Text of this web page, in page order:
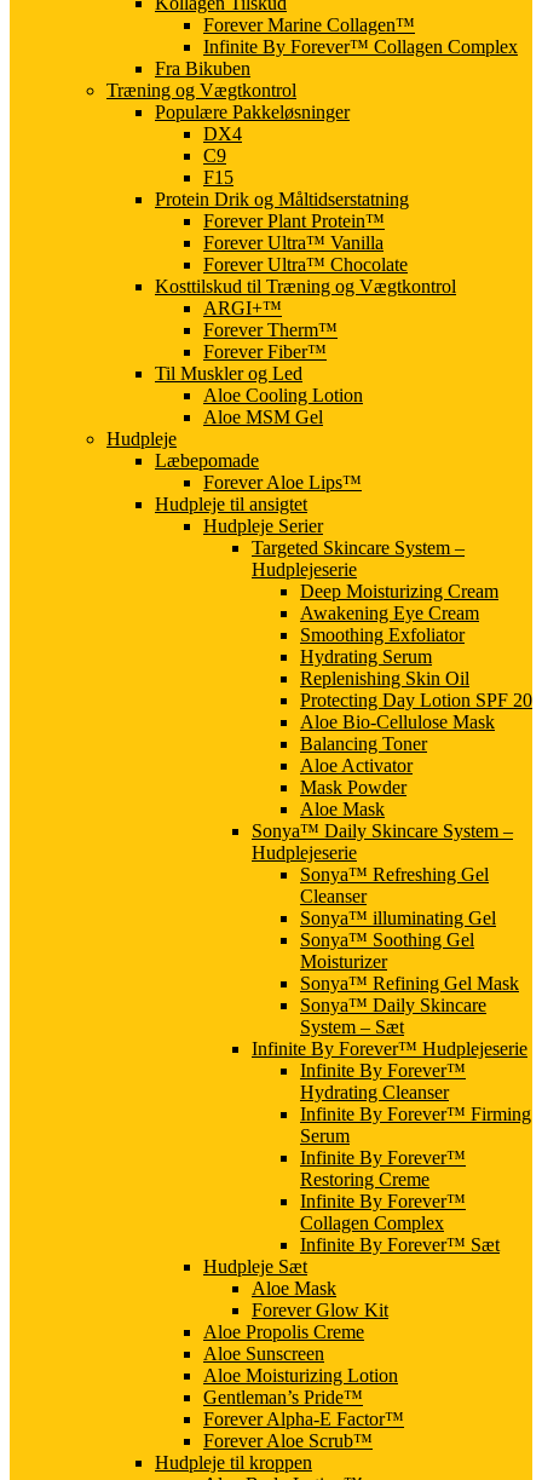
Forever Marine Collagen™
Infinite By Forever™ Collagen Complex
Fra Bikuben
Træning og Vægtkontrol
Populære Pakkeløsninger
DX4
C9
F15
Protein Drik og Måltidserstatning
Forever Plant Protein™
Forever Ultra™ Vanilla
Forever Ultra™ Chocolate
Kosttilskud til Træning og Vægtkontrol
ARGI+™
Forever Therm™
Forever Fiber™
Til Muskler og Led
Aloe Cooling Lotion
Aloe MSM Gel
Hudpleje
Læbepomade
Forever Aloe Lips™
Hudpleje til ansigtet
Hudpleje Serier
Targeted Skincare System –
Hudplejeserie
Deep Moisturizing Cream
Awakening Eye Cream
Smoothing Exfoliator
Hydrating Serum
Replenishing Skin Oil
Protecting Day Lotion SPF 20
Aloe Bio-Cellulose Mask
Balancing Toner
Aloe Activator
Mask Powder
Aloe Mask
Sonya™ Daily Skincare System –
Hudplejeserie
Sonya™ Refreshing Gel
Cleanser
Sonya™ illuminating Gel
Sonya™ Soothing Gel
Moisturizer
Sonya™ Refining Gel Mask
Sonya™ Daily Skincare
System – Sæt
Infinite By Forever™ Hudplejeserie
Infinite By Forever™
Hydrating Cleanser
Infinite By Forever™ Firming
Serum
Infinite By Forever™
Restoring Creme
Infinite By Forever™
Collagen Complex
Infinite By Forever™ Sæt
Hudpleje Sæt
Aloe Mask
Forever Glow Kit
Aloe Propolis Creme
Aloe Sunscreen
Aloe Moisturizing Lotion
Gentleman’s Pride™
Forever Alpha-E Factor™
Forever Aloe Scrub™
Hudpleje til kroppen